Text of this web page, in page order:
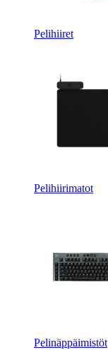
Pelihiiret
Pelihiirimatot
Pelinäppäimistöt